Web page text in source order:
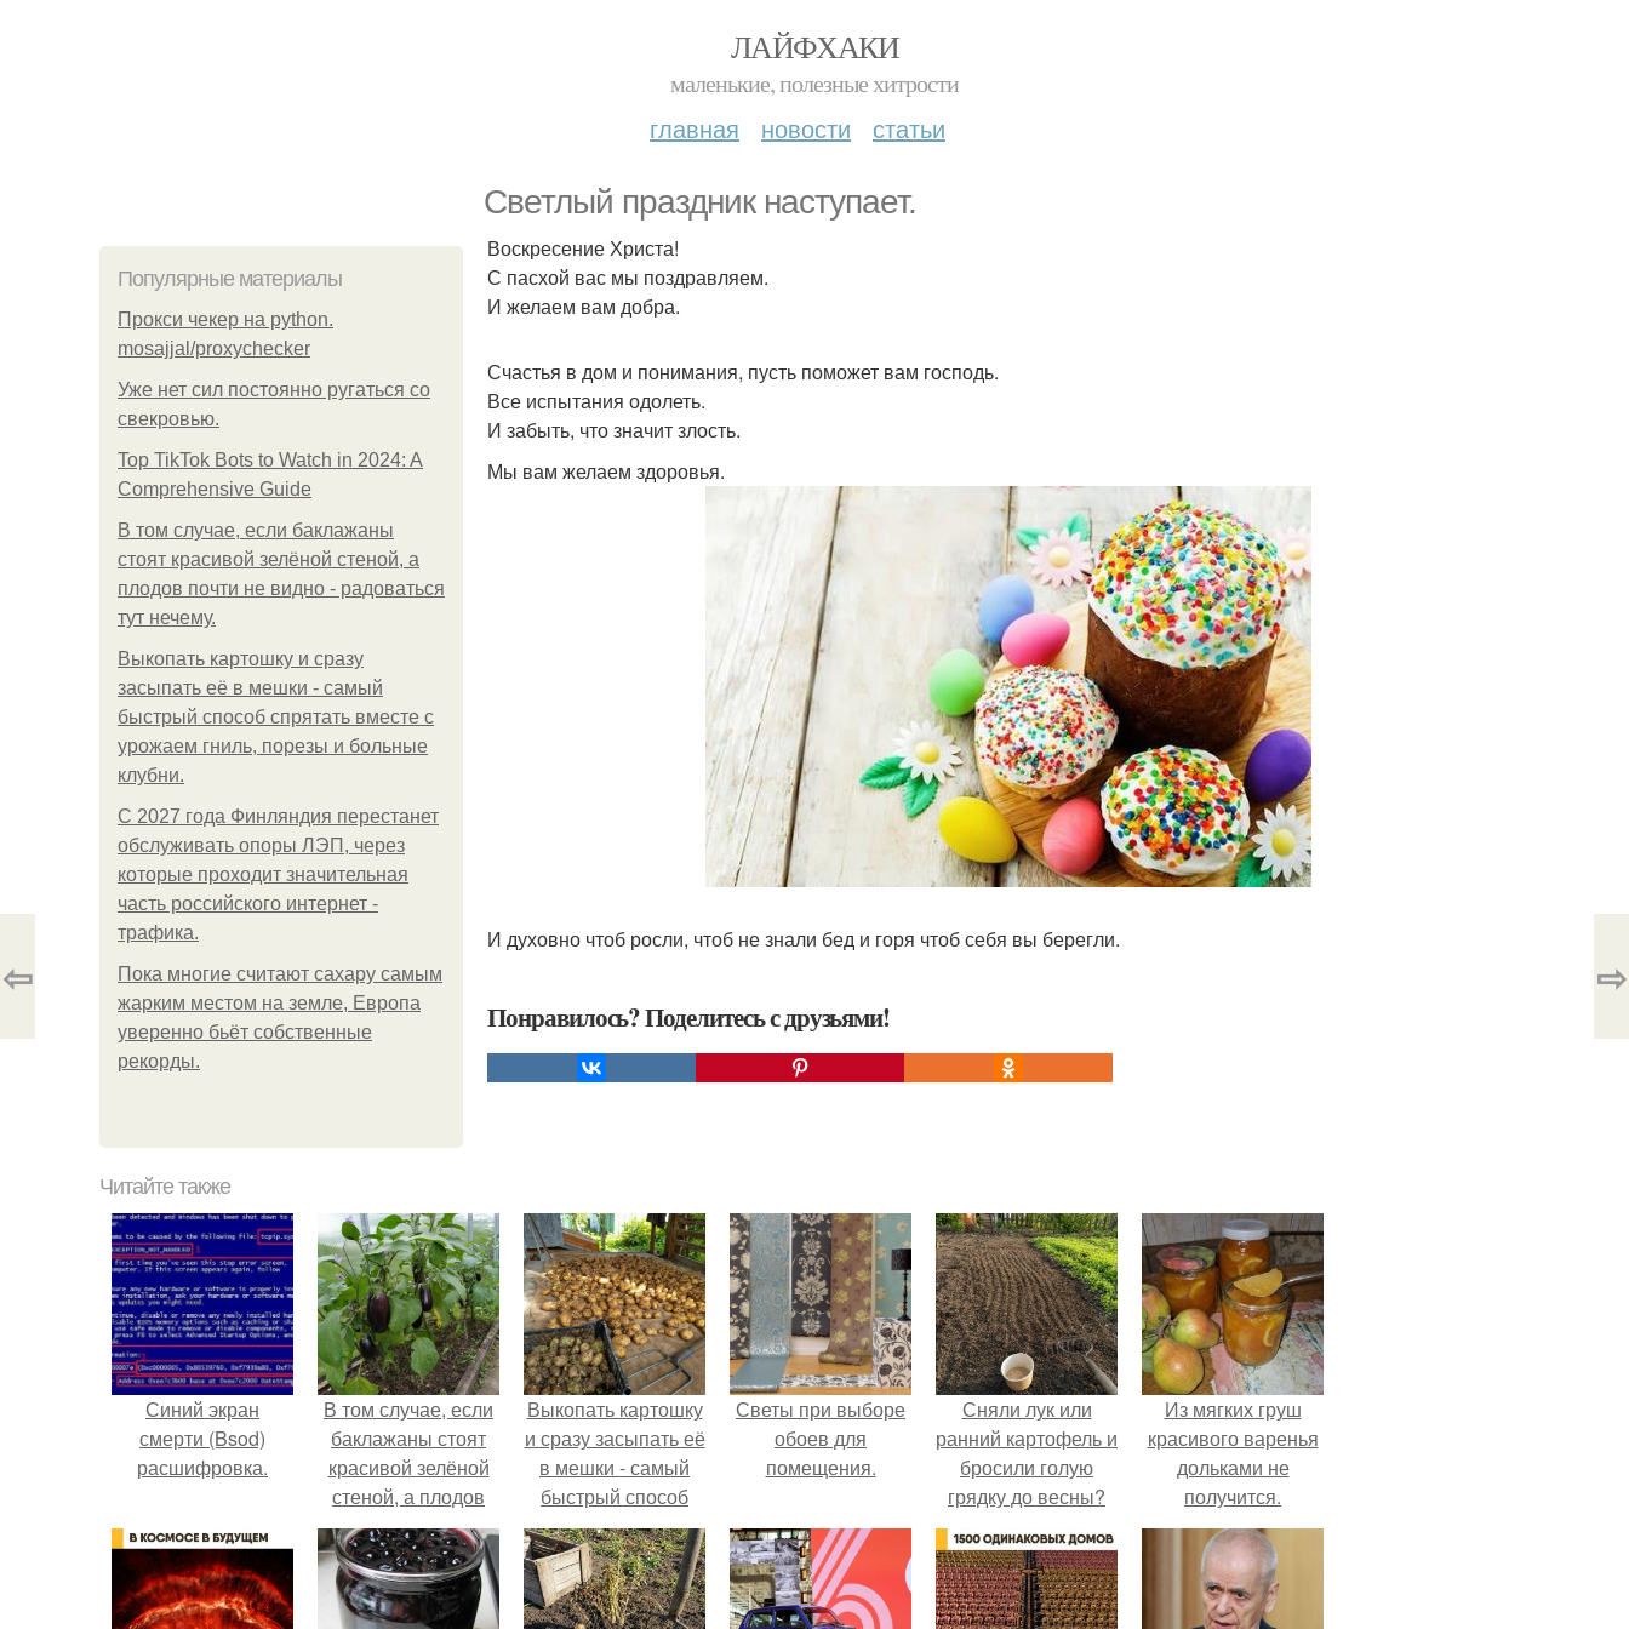
ЛАЙФХАКИ
маленькие, полезные хитрости
главная новости статьи
Светлый праздник наступает.
Популярные материалы
Прокси чекер на python.
mosajjal/proxychecker
Уже нет сил постоянно ругаться со
свекровью.
Top TikTok Bots to Watch in 2024: A
Comprehensive Guide
В том случае, если баклажаны
стоят красивой зелёной стеной, а
плодов почти не видно - радоваться
тут нечему.
Выкопать картошку и сразу
засыпать её в мешки - самый
быстрый способ спрятать вместе с
урожаем гниль, порезы и больные
клубни.
С 2027 года Финляндия перестанет
обслуживать опоры ЛЭП, через
которые проходит значительная
часть российского интернет -
трафика.
Пока многие считают сахару самым
жарким местом на земле, Европа
уверенно бьёт собственные
рекорды.
Воскресение Христа!
С пасхой вас мы поздравляем.
И желаем вам добра.
Счастья в дом и понимания, пусть поможет вам господь.
Все испытания одолеть.
И забыть, что значит злость.
Мы вам желаем здоровья.
И духовно чтоб росли, чтоб не знали бед и горя чтоб себя вы берегли.
Понравилось? Поделитесь с друзьями!
⇦ ⇨
Читайте также
Синий экран
смерти (Bsod)
расшифровка.
В том случае, если
баклажаны стоят
красивой зелёной
стеной, а плодов
почти не видно -
радоваться тут
нечему.
Выкопать картошку
и сразу засыпать её
в мешки - самый
быстрый способ
спрятать вместе с
урожаем гниль,
порезы и больные
клубни.
Светы при выборе
обоев для
помещения.
Сняли лук или
ранний картофель и
бросили голую
грядку до весны?
Из мягких груш
красивого варенья
дольками не
получится.